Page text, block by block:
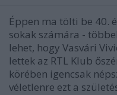
Éppen ma tölti be 40.
sokak számára -
lehet, hogy Vasvári
lettek az RTL Klub
körében igencsak
véletlenre ezt a